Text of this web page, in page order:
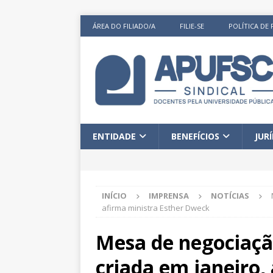
ÁREA DO FILIADO/A FILIE-SE POLÍTICA DE
ENTIDADE BENEFÍCIOS
INÍCIO IMPRENSA NOTÍCIAS
afirma ministra Esther Dweck
Mesa de
criada em